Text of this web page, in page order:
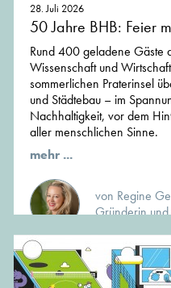
28. Juli 2026
50 Jahre BHB: Feier
Rund 400 geladene Gäste
Wissenschaft und
sommerlichen Praterinsel
und Städtebau – im
Nachhaltigkeit, vor dem
aller menschlichen Sinne.
mehr ...
von Regine
Gründerin